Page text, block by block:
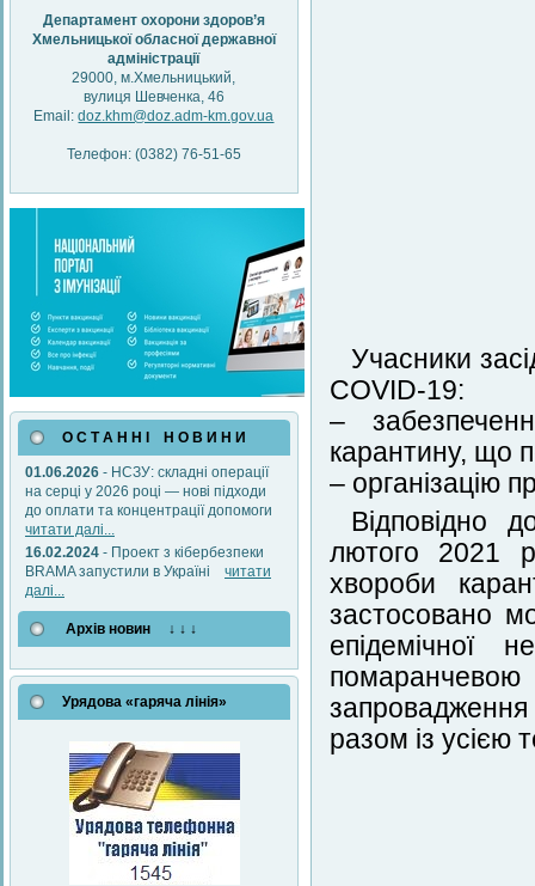
Департамент охорони здоров’я
Хмельницької обласної державної
адміністрації
29000, м.Хмельницький,
вулиця Шевченка, 46
Email:doz.khm@doz.adm-km.gov.ua
Телефон: (0382) 76-51-65
О С Т А Н Н І Н О В И Н И
01.06.2026 - НСЗУ: складні операції
на серці у 2026 році — нові підходи
до оплати та концентрації допомоги
читати далі...
16.02.2024 - Проект з кібербезпеки
BRAMA запустили в Україні читати
далі...
Архів новин ↓ ↓ ↓
Урядова «гаряча лінія»
Учасники
COVID-19:
–
карантину, що
– організацію
Відповідно
лютого 2021
хвороби
застосовано
епідемічної
разом із усією